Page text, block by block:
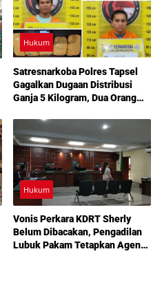
Hukum
Satresnarkoba Polres Tapsel
Gagalkan Dugaan Distribusi
Ganja 5 Kilogram, Dua Orang
Hukum
Vonis Perkara KDRT Sherly
Belum Dibacakan, Pengadilan
Lubuk Pakam Tetapkan Agenda